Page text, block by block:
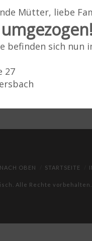
NACH OBEN STARTSEITE
Alle Rechte
Mütter, liebe
befinden sich
27